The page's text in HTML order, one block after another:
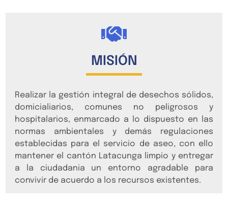
MISIÓN
Realizar la gestión integral de desechos sólidos,
domicialiarios, comunes no peligrosos y
hospitalarios, enmarcado a lo dispuesto en las
normas ambientales y demás regulaciones
establecidas para el servicio de aseo, con ello
mantener el cantón Latacunga limpio y entregar
a la ciudadania un entorno agradable para
convivir de acuerdo a los recursos existentes.